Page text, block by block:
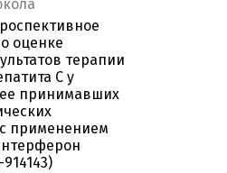
оценке
терапии
С у
принимавших
применением